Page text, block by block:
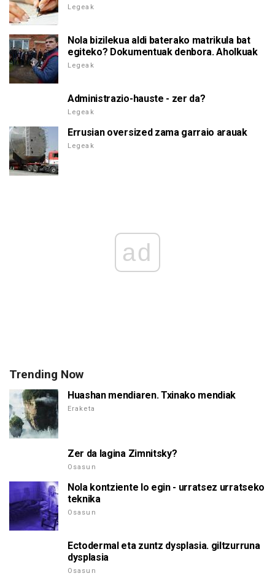
Legeak
Nola bizilekua aldi baterako matrikula bat
egiteko? Dokumentuak denbora. Aholkuak
Legeak
Administrazio-hauste - zer da?
Legeak
Errusian oversized zama garraio arauak
Legeak
ad
Trending Now
Huashan mendiaren. Txinako mendiak
Eraketa
Zer da lagina Zimnitsky?
Osasun
Nola kontziente lo egin - urratsez urratseko
teknika
Osasun
Ectodermal eta zuntz dysplasia. giltzurruna
dysplasia
Osasun